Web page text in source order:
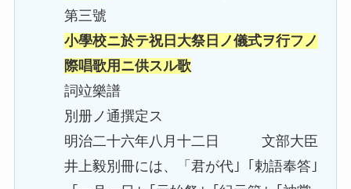
第三號
小學校ニ於テ祝日大祭日ノ儀式ヲ行フノ
際唱歌用ニ供スル歌
詞竝樂譜
別册ノ通撰定ス
明治二十六年八月十二日 文部大臣
井上毅別冊には、「君が代｣「勅語奉答｣